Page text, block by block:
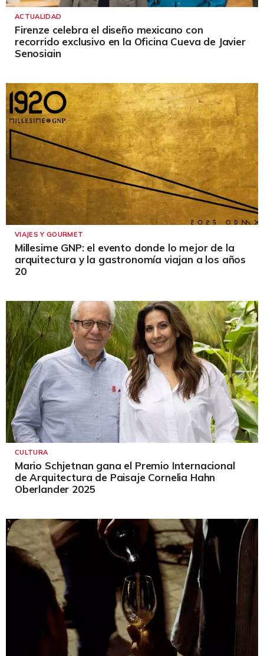
ACTUALIDAD
Firenze celebra el diseño mexicano con
recorrido exclusivo en la Oficina Cueva de Javier
Senosiain
VIAJES Y GOURMET
Millesime GNP: el evento donde lo mejor de la
arquitectura y la gastronomía viajan a los años
20
CULTURA
Mario Schjetnan gana el Premio Internacional
de Arquitectura de Paisaje Cornelia Hahn
Oberlander 2025